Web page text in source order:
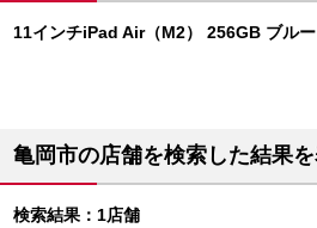
11インチiPad Air（M2） 256GB ブルー
亀岡市の店舗を検索した結果
検索結果：1店舗